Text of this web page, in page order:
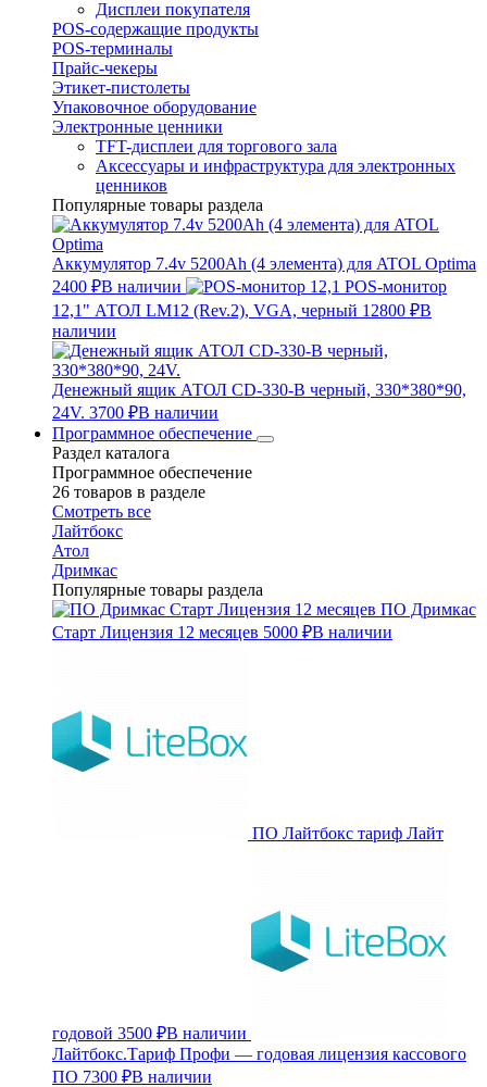
Дисплеи покупателя
POS-содержащие продукты
POS-терминалы
Прайс-чекеры
Этикет-пистолеты
Упаковочное оборудование
Электронные ценники
TFT-дисплеи для торгового зала
Аксессуары и инфраструктура для электронных
ценников
Популярные товары раздела
Аккумулятор 7.4v 5200Ah (4 элемента) для ATOL Optima
2400 ₽В наличии
POS-монитор
12,1" АТОЛ LM12 (Rev.2), VGA, черный 12800 ₽В
наличии
Денежный ящик АТОЛ CD-330-B черный, 330*380*90,
24V. 3700 ₽В наличии
Программное обеспечение
Раздел каталога
Программное обеспечение
26 товаров в разделе
Смотреть все
Лайтбокс
Атол
Дримкас
Популярные товары раздела
ПО Дримкас
Старт Лицензия 12 месяцев 5000 ₽В наличии
ПО Лайтбокс тариф Лайт
годовой 3500 ₽В наличии
Лайтбокс.Тариф Профи — годовая лицензия кассового
ПО 7300 ₽В наличии